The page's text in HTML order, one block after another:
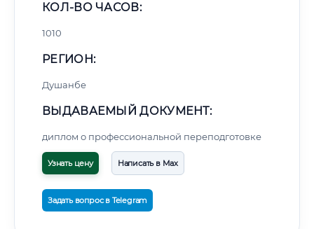
КОЛ-ВО ЧАСОВ:
1010
РЕГИОН:
Душанбе
ВЫДАВАЕМЫЙ ДОКУМЕНТ:
диплом о профессиональной переподготовке
Узнать цену Написать в Max
Задать вопрос в Telegram